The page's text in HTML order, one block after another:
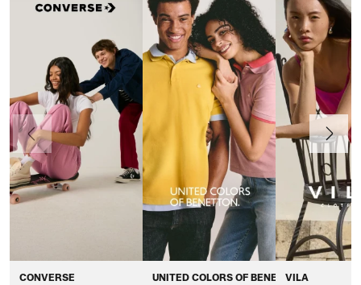
CONVERSE UNITED COLORS OF BENETTON
VILA
Anteriormente